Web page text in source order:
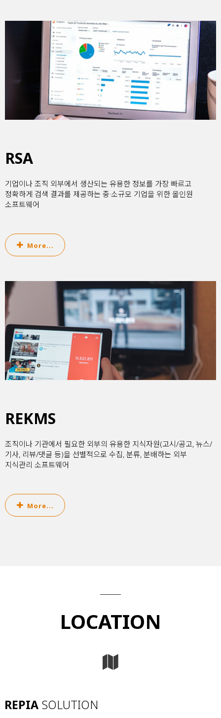
RSA
기업이나 조직 외부에서 생산되는 유용한 정보를 가장 빠르고
정확하게 검색 결과를 제공하는 중·소규모 기업을 위한 올인원
소프트웨어
More...
REKMS
조직이나 기관에서 필요한 외부의 유용한 지식자원(고시/공고, 뉴스/
기사, 리뷰/댓글 등)을 선별적으로 수집, 분류, 분배하는 외부
지식관리 소프트웨어
More...
LOCATION
REPIA SOLUTION